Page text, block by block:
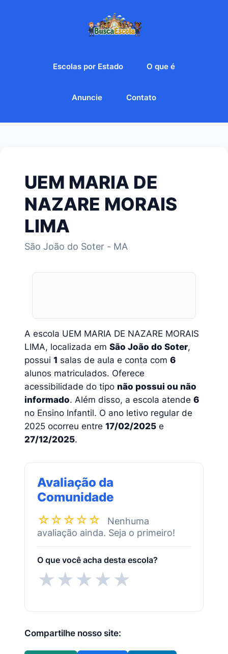
Escolas por Estado O que é
Anuncie Contato
UEM MARIA DE
NAZARE MORAIS
LIMA
São João do Soter - MA
A escola UEM MARIA DE NAZARE MORAIS
LIMA, localizada em São João do Soter,
possui 1 salas de aula e conta com 6
alunos matriculados. Oferece
acessibilidade do tipo não possui ou não
informado. Além disso, a escola atende 6
no Ensino Infantil. O ano letivo regular de
2025 ocorreu entre 17/02/2025 e
27/12/2025.
Avaliação da
Comunidade
☆☆☆☆☆
Nenhuma
avaliação ainda. Seja o primeiro!
O que você acha desta escola?
★★★★★
Compartilhe nosso site: